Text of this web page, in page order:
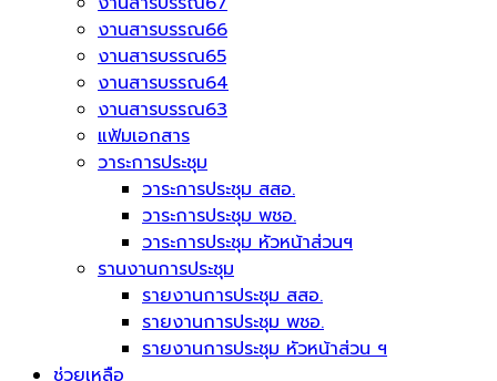
งานสารบรรณ66
งานสารบรรณ65
งานสารบรรณ64
งานสารบรรณ63
แฟ้มเอกสาร
วาระการประชุม
วาระการประชุม สสอ.
วาระการประชุม พชอ.
วาระการประชุม หัวหน้าส่วนฯ
รานงานการประชุม
รายงานการประชุม สสอ.
รายงานการประชุม พชอ.
รายงานการประชุม หัวหน้าส่วน ฯ